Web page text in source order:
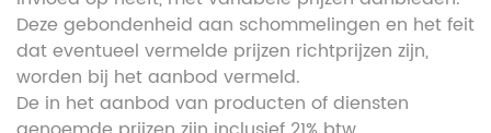
Deze gebondenheid aan schommelingen en het feit
dat eventueel vermelde prijzen richtprijzen zijn,
worden bij het aanbod vermeld.
De in het aanbod van producten of diensten